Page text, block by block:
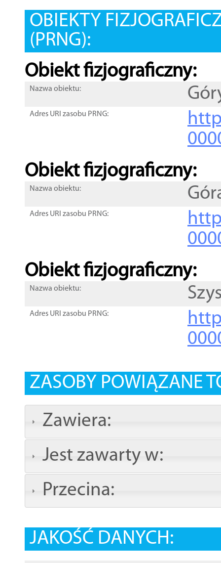
OBIEKTY
(PRNG):
Obiekt fizjograficzny:
Nazwa obiektu:
Adres URI zasobu PRNG:
Obiekt fizjograficzny:
Nazwa obiektu:
Adres URI zasobu PRNG:
Obiekt fizjograficzny:
Nazwa obiektu:
Adres URI zasobu PRNG:
ZASOBY POWIĄZANE
Zawiera:
Jest zawarty w:
Przecina:
JAKOŚĆ DANYCH: